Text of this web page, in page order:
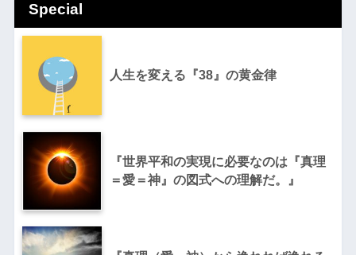
Special
人生を変える『38』の黄金律
『世界平和の実現に必要なのは『真理
＝愛＝神』の図式への理解だ。』